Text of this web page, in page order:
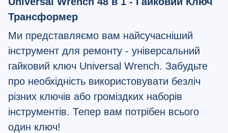
Трансформер
Ми представляємо вам найсучасніший
інструмент для ремонту - універсальний
гайковий ключ Universal Wrench. Забудьте
про необхідність використовувати безліч
різних ключів або громіздких наборів
інструментів. Тепер вам потрібен всього
один ключ!